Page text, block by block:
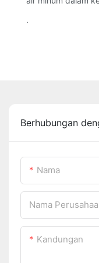
.
Berhubungan
Nama
Nama
Kandungan